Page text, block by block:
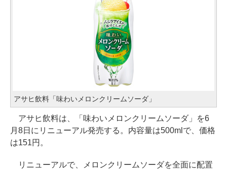
アサヒ飲料「味わいメロンクリームソーダ」
アサヒ飲料は、「味わいメロンクリームソーダ」を6
月8日にリニューアル発売する。内容量は500mlで、価格
は151円。
リニューアルで、メロンクリームソーダを全面に配置